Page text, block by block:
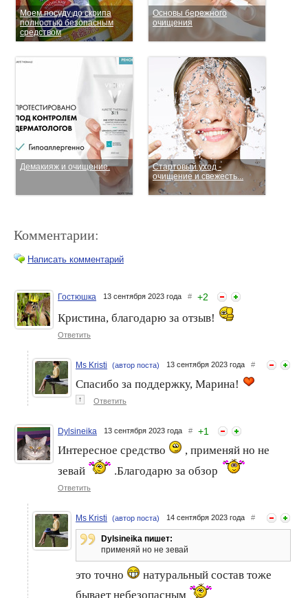
Моем посуду до скрипа
полностью безопасным
средством
Основы бережного
очищения
Демакияж и очищение.
Стартовый уход -
очищение и свежесть...
Двойное очищение кожи:
все, что вы хотите знать о
Очищаем ванную комнату
Селфи в маске. Забег 6.
Танистая. Бомбическое
очищение
Пантика Лосьон
Комментарии:
Написать комментарий
Гостюшка 13 сентября 2023 года # +2
Кристина, благодарю за отзыв!
Ответить
Ms Kristi (автор поста) 13 сентября 2023 года #
Спасибо за поддержку, Марина!
↑ Ответить
Dylsineika 13 сентября 2023 года # +1
Интересное средство
, применяй но не
зевай
.Благодарю за обзор
Ответить
Ms Kristi (автор поста) 14 сентября 2023 года #
Dylsineika пишет:
применяй но не зевай
это точно
натуральный состав тоже
бывает небезопасным